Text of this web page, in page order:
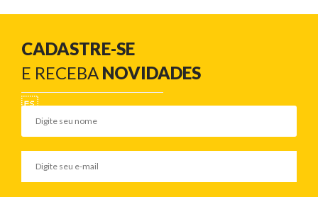
CADASTRE-SE
E RECEBA NOVIDADES